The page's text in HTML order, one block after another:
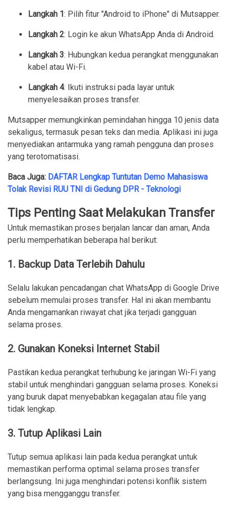
Langkah 1: Pilih fitur "Android to iPhone" di Mutsapper.
Langkah 2: Login ke akun WhatsApp Anda di Android.
Langkah 3: Hubungkan kedua perangkat menggunakan
kabel atau Wi-Fi.
Langkah 4: Ikuti instruksi pada layar untuk
menyelesaikan proses transfer.
Mutsapper memungkinkan pemindahan hingga 10 jenis data
sekaligus, termasuk pesan teks dan media. Aplikasi ini juga
menyediakan antarmuka yang ramah pengguna dan proses
yang terotomatisasi.
Baca Juga: DAFTAR Lengkap Tuntutan Demo Mahasiswa
Tolak Revisi RUU TNI di Gedung DPR - Teknologi
Tips Penting Saat Melakukan Transfer
Untuk memastikan proses berjalan lancar dan aman, Anda
perlu memperhatikan beberapa hal berikut:
1. Backup Data Terlebih Dahulu
Selalu lakukan pencadangan chat WhatsApp di Google Drive
sebelum memulai proses transfer. Hal ini akan membantu
Anda mengamankan riwayat chat jika terjadi gangguan
selama proses.
2. Gunakan Koneksi Internet Stabil
Pastikan kedua perangkat terhubung ke jaringan Wi-Fi yang
stabil untuk menghindari gangguan selama proses. Koneksi
yang buruk dapat menyebabkan kegagalan atau file yang
tidak lengkap.
3. Tutup Aplikasi Lain
Tutup semua aplikasi lain pada kedua perangkat untuk
memastikan performa optimal selama proses transfer
berlangsung. Ini juga menghindari potensi konflik sistem
yang bisa mengganggu transfer.